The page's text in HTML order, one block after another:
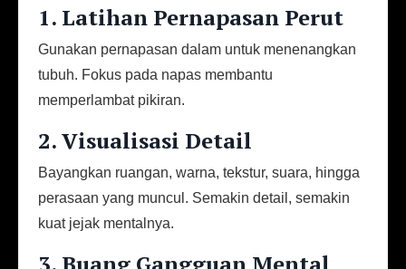
1. Latihan Pernapasan Perut
Gunakan pernapasan dalam untuk menenangkan
tubuh. Fokus pada napas membantu
memperlambat pikiran.
2. Visualisasi Detail
Bayangkan ruangan, warna, tekstur, suara, hingga
perasaan yang muncul. Semakin detail, semakin
kuat jejak mentalnya.